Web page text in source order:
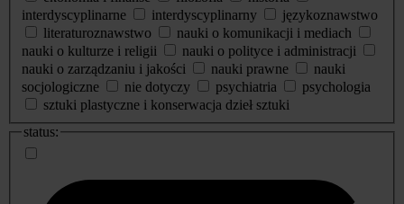
interdyscyplinarne
interdyscyplinarny
językoznawstwo
literaturoznawstwo
nauki o komunikacji i mediach
nauki o kulturze i religii
nauki o polityce i administracji
nauki o zarządzaniu i jakości
nauki prawne
nauki
socjologiczne
nie dotyczy psychiatria
psychologia
sztuki plastyczne i konserwacja dzieł sztuki
status: